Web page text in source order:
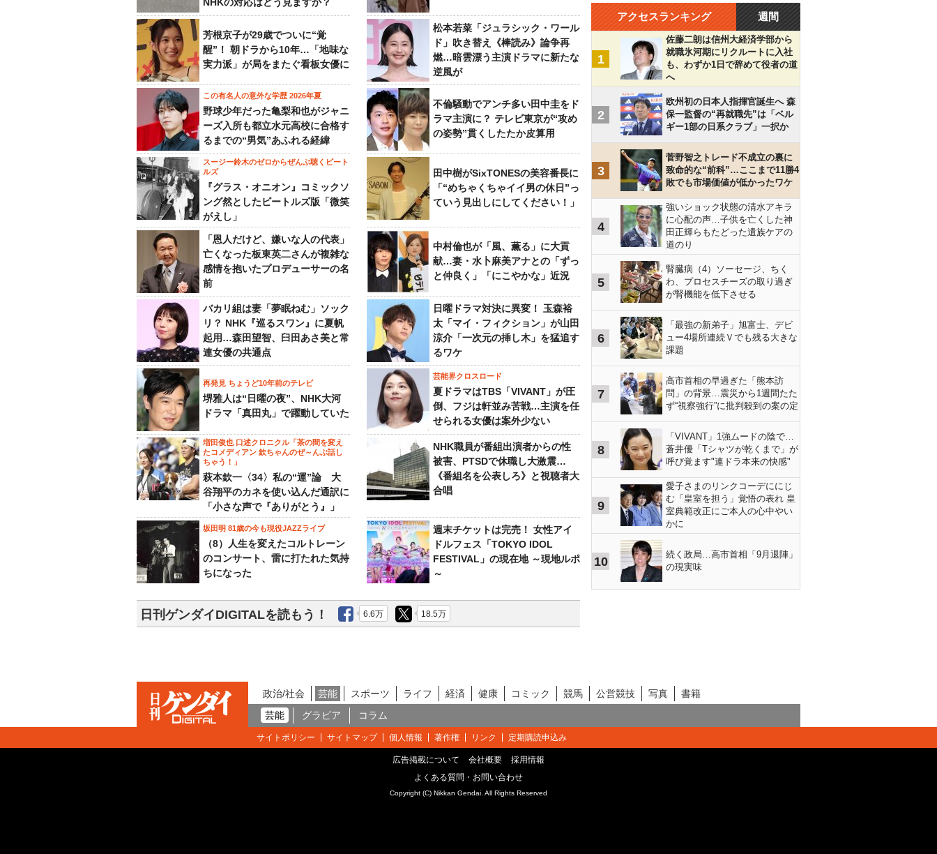
芳根京子が29歳でついに“覚
醒”！ 朝ドラから10年…「地味な
実力派」が局をまたぐ看板女優に
松本若菜「ジュラシック・ワール
ド」吹き替え《棒読み》論争再
燃…暗雲漂う主演ドラマに新たな
逆風が
この有名人の意外な学歴 2026年夏
野球少年だった亀梨和也がジャニ
ーズ入所も都立水元高校に合格す
るまでの“男気”あふれる経緯
不倫騒動でアンチ多い田中圭をド
ラマ主演に？ テレビ東京が“攻め
の姿勢”貫くしたたか皮算用
スージー鈴木のゼロからぜんぶ聴くビート
ルズ
『グラス・オニオン』コミックソ
ング然としたビートルズ版「微笑
がえし」
田中樹がSixTONESの美容番長に
「“めちゃくちゃイイ男の休日”っ
ていう見出しにしてください！」
「恩人だけど、嫌いな人の代表」
亡くなった板東英二さんが複雑な
感情を抱いたプロデューサーの名
前
中村倫也が「風、薫る」に大貢
献…妻・水卜麻美アナとの「ずっ
と仲良く」「にこやかな」近況
バカリ組は妻「夢眠ねむ」ソック
リ？ NHK『巡るスワン』に夏帆
起用…森田望智、臼田あさ美と常
連女優の共通点
日曜ドラマ対決に異変！ 玉森裕
太「マイ・フィクション」が山田
涼介「一次元の挿し木」を猛追す
るワケ
再発見 ちょうど10年前のテレビ
堺雅人は“日曜の夜”、NHK大河
ドラマ「真田丸」で躍動していた
芸能界クロスロード
夏ドラマはTBS「VIVANT」が圧
倒、フジは軒並み苦戦…主演を任
せられる女優は案外少ない
増田俊也 口述クロニクル「茶の間を変え
たコメディアン 欽ちゃんのぜ～んぶ話し
ちゃう！」
萩本欽一〈34〉私の“運”論 大
谷翔平のカネを使い込んだ通訳に
「小さな声で『ありがとう』」
NHK職員が番組出演者からの性
被害、PTSDで休職し大激震…
《番組名を公表しろ》と視聴者大
合唱
坂田明 81歳の今も現役JAZZライブ
（8）人生を変えたコルトレーン
のコンサート、雷に打たれた気持
ちになった
週末チケットは完売！ 女性アイ
ドルフェス「TOKYO IDOL
FESTIVAL」の現在地 ～現地ルポ
～
日刊ゲンダイDIGITALを読もう！ 6.6万 18.5万
アクセスランキング 週間
1
佐藤二朗は信州大経済学部から
就職氷河期にリクルートに入社
も、わずか1日で辞めて役者の道
へ
2
欧州初の日本人指揮官誕生へ 森
保一監督の“再就職先”は「ベル
ギー1部の日系クラブ」一択か
3
菅野智之トレード不成立の裏に
致命的な“前科”…ここまで11勝4
敗でも市場価値が低かったワケ
4
強いショック状態の清水アキラ
に心配の声…子供を亡くした神
田正輝らもたどった遺族ケアの
道のり
5
腎臓病（4）ソーセージ、ちく
わ、プロセスチーズの取り過ぎ
が腎機能を低下させる
6
「最強の新弟子」旭富士、デビ
ュー4場所連続Ｖでも残る大きな
課題
7
高市首相の早過ぎた「熊本訪
問」の背景…震災から1週間たた
ず“視察強行”に批判殺到の案の定
8
「VIVANT」1強ムードの陰で…
蒼井優「Tシャツが乾くまで」が
呼び覚ます"連ドラ本来の快感"
9
愛子さまのリンクコーデににじ
む「皇室を担う」覚悟の表れ 皇
室典範改正にご本人の心中やい
かに
10
続く政局…高市首相「9月退陣」
の現実味
政治/社会 芸能 スポーツ ライフ 経済 健康 コミック 競馬 公営競技 写真
書籍
芸能
グラビア コラム
サイトポリシー サイトマップ 個人情報 著作権 リンク 定期購読申込み
広告掲載について 会社概要
採用情報
よくある質問・お問い合わせ
Copyright (C) Nikkan Gendai. All Rights Reserved